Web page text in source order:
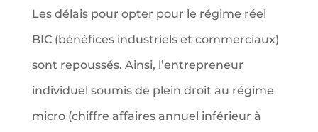
Les délais pour opter pour le régime réel
BIC (bénéfices industriels et commerciaux)
sont repoussés. Ainsi, l’entrepreneur
individuel soumis de plein droit au régime
micro (chiffre affaires annuel inférieur à